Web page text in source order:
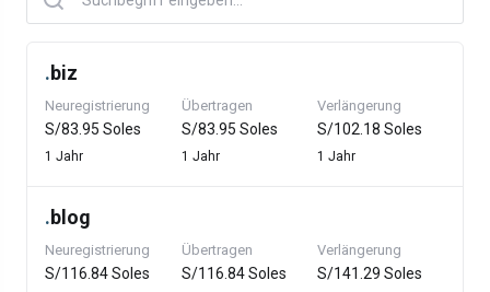
.biz
Neuregistrierung
S/83.95 Soles
1 Jahr
Übertragen
S/83.95 Soles
1 Jahr
Verlängerung
S/102.18 Soles
1 Jahr
.blog
Neuregistrierung
S/116.84 Soles
Übertragen
S/116.84 Soles
Verlängerung
S/141.29 Soles